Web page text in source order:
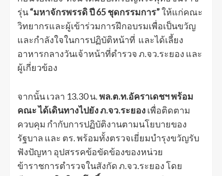
รุ่น“มหาจักรพรรดิ ปี 65 ชุดกรรมการ”ให้แก่คณะ
วิทยากรและผู้เข้าร่วมการฝึกอบรมเพื่อเป็นขวัญ
และกำลังใจในการปฏิบัติหน้าที่ และได้เลี้ยง
อาหารกลางวันเจ้าหน้าที่ตำรวจ ภ.จว.ระยอง และ
ผู้เกี่ยวข้อง
จากนั้น เวลา 13.30 น.พล.ต.ท.อัคราเดชฯ พร้อม
คณะ ได้เดินทางไปยัง ภ.จว.ระยองเพื่อติดตาม
ควบคุม กำกับการปฏิบัติงานตามนโยบายของ
รัฐบาล และ ตร. พร้อมทั้งตรวจเยี่ยมบำรุงขวัญรับ
ฟังปัญหา อุปสรรคข้อขัดข้องของหน่วย
ข้าราชการตำรวจในสังกัด ภ.จว.ระยอง โดย